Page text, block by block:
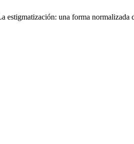
estigmatización: una forma normalizada